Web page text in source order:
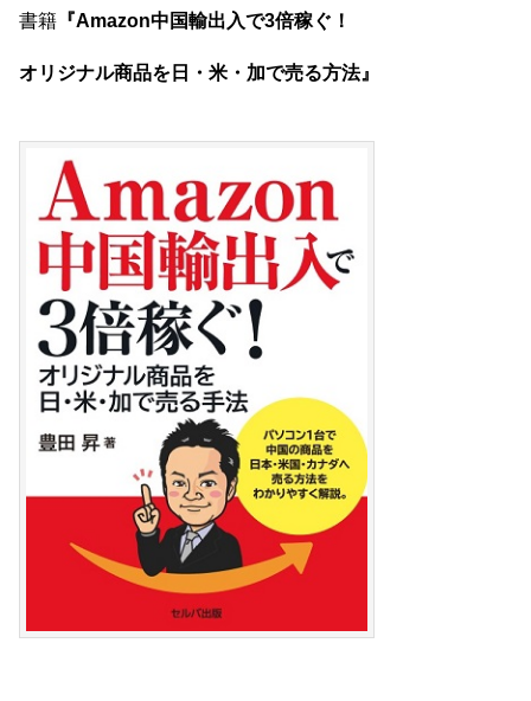
書籍 『Amazon中国輸出入で3倍稼ぐ！
オリジナル商品を日・米・加で売る方法』